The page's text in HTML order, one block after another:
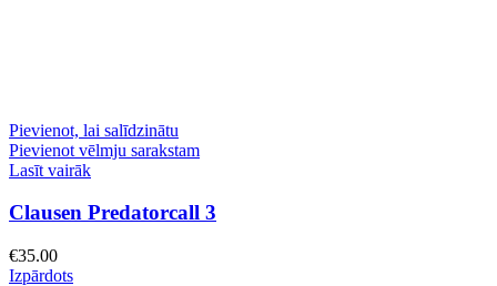
Pievienot, lai salīdzinātu
Pievienot vēlmju sarakstam
Lasīt vairāk
Clausen Predatorcall 3
€35.00
Izpārdots